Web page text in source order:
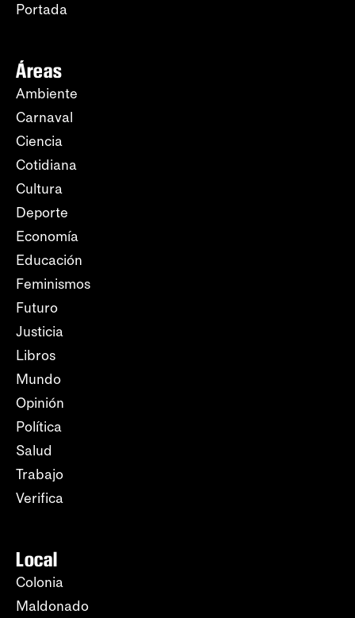
Portada
Áreas
Ambiente
Carnaval
Ciencia
Cotidiana
Cultura
Deporte
Economía
Educación
Feminismos
Futuro
Justicia
Libros
Mundo
Opinión
Política
Salud
Trabajo
Verifica
Local
Colonia
Maldonado